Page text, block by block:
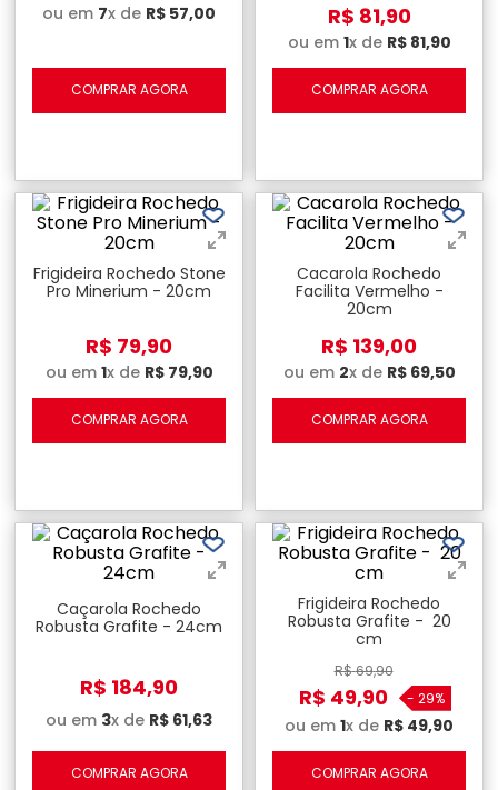
ou em 7x de R$ 57,00
COMPRAR AGORA
R$ 81,90
ou em 1x de R$ 81,90
COMPRAR AGORA
Frigideira Rochedo Stone
Pro Minerium - 20cm
R$ 79,90
ou em 1x de R$ 79,90
COMPRAR AGORA
Cacarola Rochedo
Facilita Vermelho -
20cm
R$ 139,00
ou em 2x de R$ 69,50
COMPRAR AGORA
Caçarola Rochedo
Robusta Grafite - 24cm
R$ 184,90
ou em 3x de R$ 61,63
COMPRAR AGORA
Frigideira Rochedo
Robusta Grafite - 20
cm
R$69,90
R$ 49,90 - 29%
ou em 1x de R$ 49,90
COMPRAR AGORA